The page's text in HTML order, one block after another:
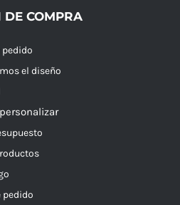
COMPRA
pedido
el diseño
pedido